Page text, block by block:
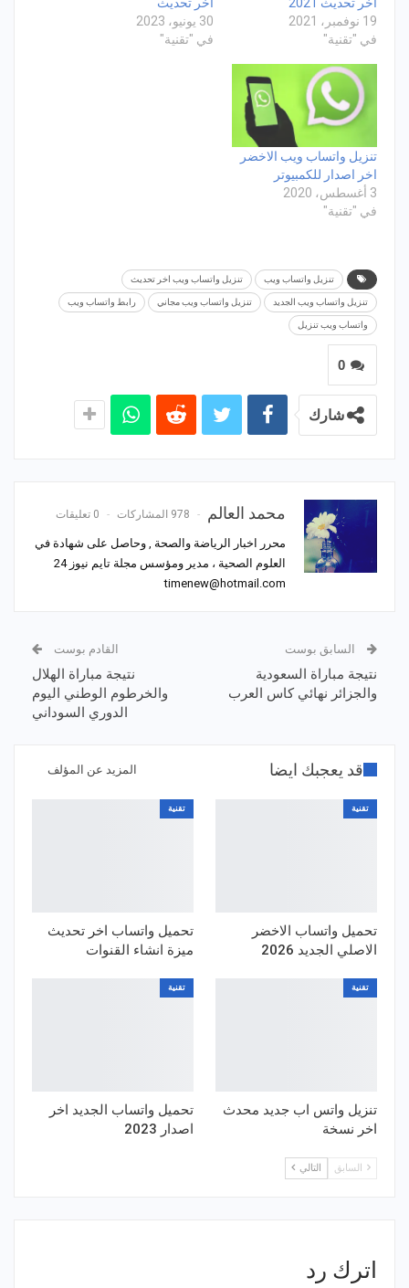
19 نوفمبر، 2021
في "تقنية"
30 يونيو، 2023
في "تقنية"
تنزيل واتساب ويب الاخضر
اخر اصدار للكمبيوتر
3 أغسطس، 2020
في "تقنية"
تنزيل واتساب ويب تنزيل واتساب ويب اخر تحديث
تنزيل واتساب ويب الجديد تنزيل واتساب ويب مجاني رابط واتساب ويب
واتساب ويب تنزيل
0
شارك
محمد العالم 978 المشاركات 0 تعليقات
محرر اخبار الرياضة والصحة , وحاصل على شهادة في
العلوم الصحية ، مدير ومؤسس مجلة تايم نيوز 24
timenew@hotmail.com
السابق بوست
نتيجة مباراة السعودية
والجزائر نهائي كاس العرب
القادم بوست
نتيجة مباراة الهلال
والخرطوم الوطني اليوم
الدوري السوداني
قد يعجبك ايضا المزيد عن المؤلف
تقنية
تحميل واتساب الاخضر
الاصلي الجديد 2026
تقنية
تحميل واتساب اخر تحديث
ميزة انشاء القنوات
تقنية
تنزيل واتس اب جديد محدث
اخر نسخة
تقنية
تحميل واتساب الجديد اخر
اصدار 2023
السابق التالي
اترك رد